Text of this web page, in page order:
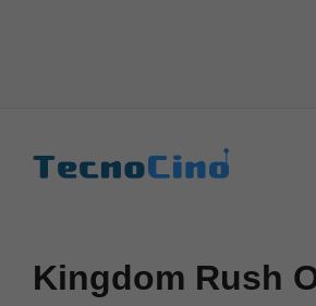
Kingdom Rush